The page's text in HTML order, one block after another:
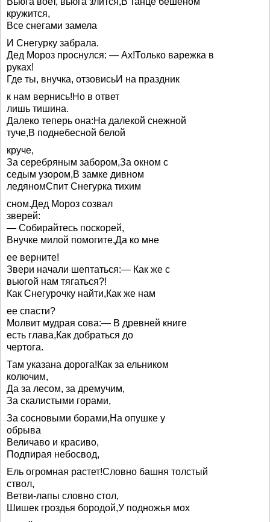
кружится,
Все снегами замела
И Снегурку забрала.
Дед Мороз проснулся: — Ах!Только варежка в
руках!
Где ты, внучка, отзовисьИ на праздник
к нам вернись!Но в ответ
лишь тишина.
Далеко теперь она:На далекой снежной
туче,В поднебесной белой
круче,
За серебряным забором,За окном с
седым узором,В замке дивном
ледяномСпит Снегурка тихим
сном.Дед Мороз созвал
зверей:
— Собирайтесь поскорей,
Внучке милой помогите,Да ко мне
ее верните!
Звери начали шептаться:— Как же с
вьюгой нам тягаться?!
Как Снегурочку найти,Как же нам
ее спасти?
Молвит мудрая сова:— В древней книге
есть глава,Как добраться до
чертога.
Там указана дорога!Как за ельником
колючим,
Да за лесом, за дремучим,
За скалистыми горами,
За сосновыми борами,На опушке у
обрыва
Величаво и красиво,
Подпирая небосвод,
Ель огромная растет!Словно башня толстый
ствол,
Ветви-лапы словно стол,
Шишек гроздья бородой,У подножья мох